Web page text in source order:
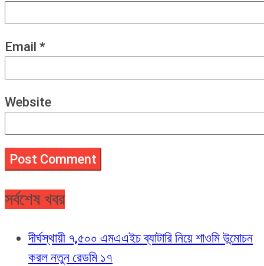
Email *
Website
সর্বশেষ খবর
দীর্ঘস্থায়ী ৭,৫০০ এমএএইচ ব্যাটারি নিয়ে শাওমি উন্মোচন
করল নতুন রেডমি ১৭